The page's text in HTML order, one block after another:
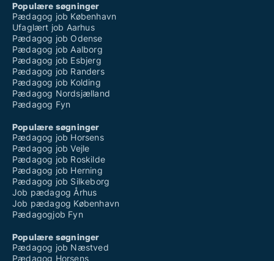
Populære søgninger
Pædagog job København
Ufaglært job Aarhus
Pædagog job Odense
Pædagog job Aalborg
Pædagog job Esbjerg
Pædagog job Randers
Pædagog job Kolding
Pædagog Nordsjælland
Pædagog Fyn
Populære søgninger
Pædagog job Horsens
Pædagog job Vejle
Pædagog job Roskilde
Pædagog job Herning
Pædagog job Silkeborg
Job pædagog Århus
Job pædagog København
Pædagogjob Fyn
Populære søgninger
Pædagog job Næstved
Pædagog Horsens